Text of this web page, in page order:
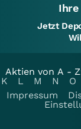
Jetzt
Aktien von A -
K
L M N O
Impressum